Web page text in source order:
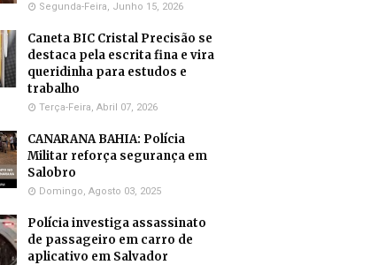
Segunda-Feira, Junho 15, 2026
Caneta BIC Cristal Precisão se
destaca pela escrita fina e vira
queridinha para estudos e
trabalho
Terça-Feira, Abril 07, 2026
CANARANA BAHIA: Polícia
Militar reforça segurança em
Salobro
Domingo, Agosto 03, 2025
Polícia investiga assassinato
de passageiro em carro de
aplicativo em Salvador